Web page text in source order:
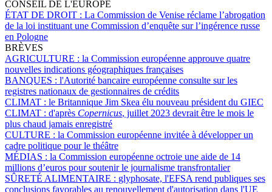
CONSEIL DE L'EUROPE
ÉTAT DE DROIT : La Commission de Venise réclame l’abrogation
de la loi instituant une Commission d’enquête sur l’ingérence russe
en Pologne
BRÈVES
AGRICULTURE : la Commission européenne approuve quatre
nouvelles indications géographiques françaises
BANQUES : l'Autorité bancaire européenne consulte sur les
registres nationaux de gestionnaires de crédits
CLIMAT : le Britannique Jim Skea élu nouveau président du GIEC
CLIMAT : d'après Copernicus, juillet 2023 devrait être le mois le
plus chaud jamais enregistré
CULTURE : la Commission européenne invitée à développer un
cadre politique pour le théâtre
MÉDIAS : la Commission européenne octroie une aide de 14
millions d’euros pour soutenir le journalisme transfrontalier
SÛRETÉ ALIMENTAIRE : glyphosate, l'EFSA rend publiques ses
conclusions favorables au renouvellement d'autorisation dans l'UE